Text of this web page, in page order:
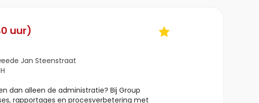
uur)
Jan Steenstraat
dan alleen de administratie? Bij Group
rapportages en procesverbetering met